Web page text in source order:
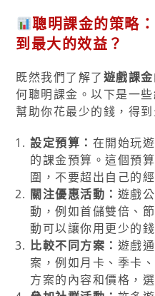
聰明課金的策略
到最大的效益？
既然我們了解了遊戲課金
何聰明課金。以下是一
幫助你花最少的錢，得到
設定預算： 在開始玩
的課金預算。這個預
圍，不要超出自己的
關注優惠活動： 遊戲
動，例如首儲雙倍、
動可以讓你用更少的
比較不同方案： 遊戲
案，例如月卡、季卡
方案的內容和價格，